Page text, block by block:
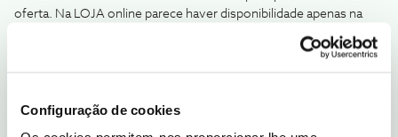
Configuração de cookies
oferta. Na LOJA online parece haver disponibilidade apenas na